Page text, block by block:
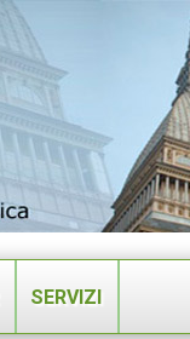
SERVIZI